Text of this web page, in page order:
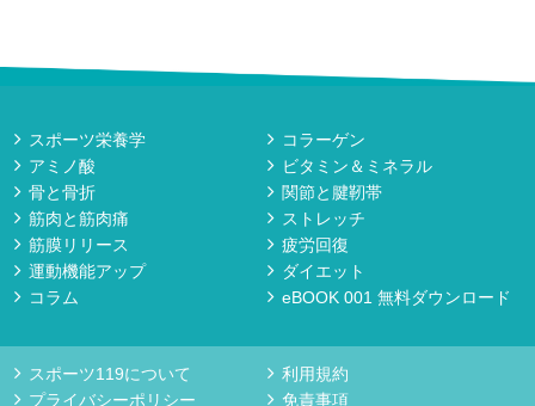
スポーツ栄養学
コラーゲン
アミノ酸
ビタミン＆ミネラル
骨と骨折
関節と腱靭帯
筋肉と筋肉痛
ストレッチ
筋膜リリース
疲労回復
運動機能アップ
ダイエット
コラム
eBOOK 001 無料ダウンロード
スポーツ119について
利用規約
プライバシーポリシー
免責事項